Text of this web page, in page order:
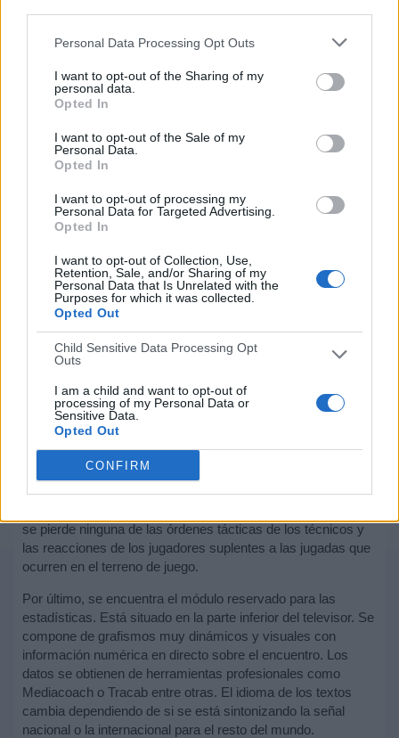
Personal Data Processing Opt Outs
I want to opt-out of the Sharing of my
personal data.
Opted In
I want to opt-out of the Sale of my
Personal Data.
Opted In
I want to opt-out of processing my
Personal Data for Targeted Advertising.
Opted In
I want to opt-out of Collection, Use,
Retention, Sale, and/or Sharing of my
Personal Data that Is Unrelated with the
Purposes for which it was collected.
Opted Out
Child Sensitive Data Processing Opt
Outs
I am a child and want to opt-out of
processing of my Personal Data or
Sensitive Data.
Opted Out
CONFIRM
Otra de las ventas está íntegramente dedicada a lo que
sucede en los banquillos. Varía entre los planos del
se pierde ninguna de las órdenes tácticas de los técnicos y
las reacciones de los jugadores suplentes a las jugadas que
ocurren en el terreno de juego.
Por último, se encuentra el módulo reservado para las
estadísticas. Está situado en la parte inferior del televisor. Se
compone de grafismos muy dinámicos y visuales con
información numérica en directo sobre el encuentro. Los
datos se obtienen de herramientas profesionales como
Mediacoach o Tracab entre otras. El idioma de los textos
cambia dependiendo de si se está sintonizando la señal
nacional o la internacional para el resto del mundo.